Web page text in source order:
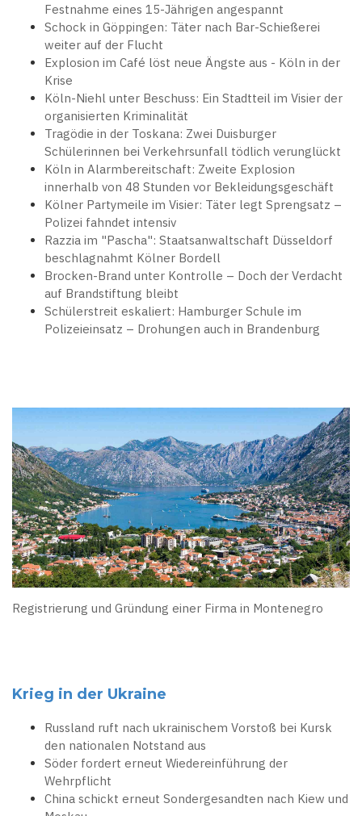
Festnahme eines 15-Jährigen angespannt
Schock in Göppingen: Täter nach Bar-Schießerei
weiter auf der Flucht
Explosion im Café löst neue Ängste aus - Köln in der
Krise
Köln-Niehl unter Beschuss: Ein Stadtteil im Visier der
organisierten Kriminalität
Tragödie in der Toskana: Zwei Duisburger
Schülerinnen bei Verkehrsunfall tödlich verunglückt
Köln in Alarmbereitschaft: Zweite Explosion
innerhalb von 48 Stunden vor Bekleidungsgeschäft
Kölner Partymeile im Visier: Täter legt Sprengsatz –
Polizei fahndet intensiv
Razzia im "Pascha": Staatsanwaltschaft Düsseldorf
beschlagnahmt Kölner Bordell
Brocken-Brand unter Kontrolle – Doch der Verdacht
auf Brandstiftung bleibt
Schülerstreit eskaliert: Hamburger Schule im
Polizeieinsatz – Drohungen auch in Brandenburg
Registrierung und Gründung einer Firma in Montenegro
Krieg in der Ukraine
Russland ruft nach ukrainischem Vorstoß bei Kursk
den nationalen Notstand aus
Söder fordert erneut Wiedereinführung der
Wehrpflicht
China schickt erneut Sondergesandten nach Kiew und